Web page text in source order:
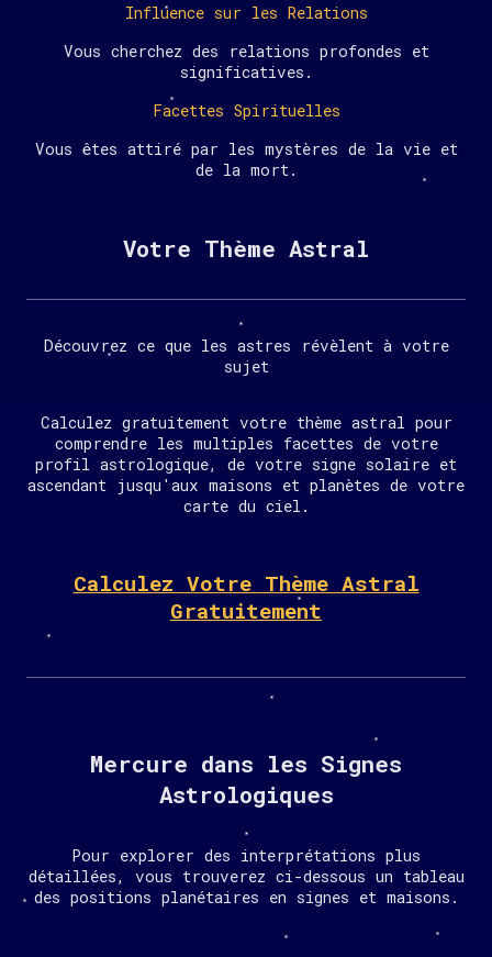
Influence sur les Relations
Vous cherchez des relations profondes et
significatives.
Facettes Spirituelles
Vous êtes attiré par les mystères de la vie et
de la mort.
Votre Thème Astral
Découvrez ce que les astres révèlent à votre
sujet
Calculez gratuitement votre thème astral pour
comprendre les multiples facettes de votre
profil astrologique, de votre signe solaire et
ascendant jusqu'aux maisons et planètes de votre
carte du ciel.
Calculez Votre Thème Astral
Gratuitement
Mercure dans les Signes
Astrologiques
Pour explorer des interprétations plus
détaillées, vous trouverez ci-dessous un tableau
des positions planétaires en signes et maisons.